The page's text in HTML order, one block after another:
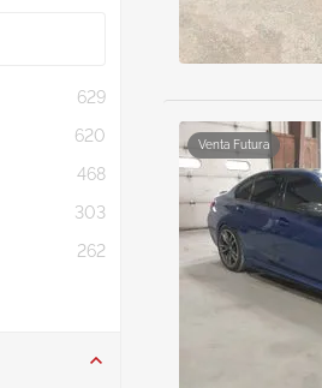
629
620
468
303
262
Venta Futura